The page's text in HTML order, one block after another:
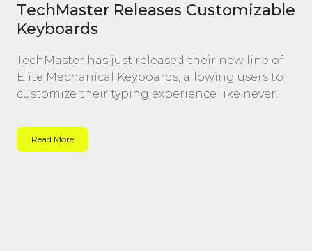
TechMaster Releases Customizable
Keyboards
TechMaster has just released their new line of
Elite Mechanical Keyboards, allowing users to
customize their typing experience like never...
Read More